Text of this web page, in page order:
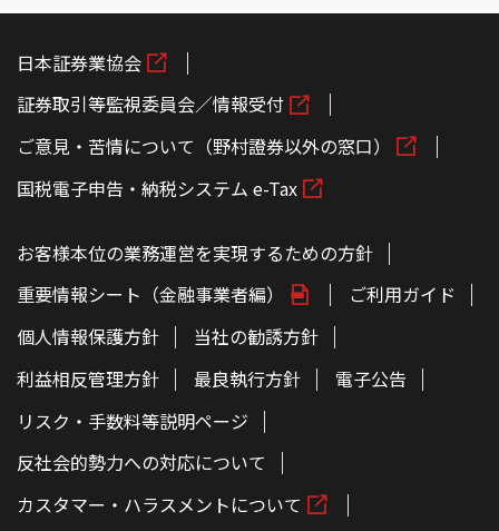
日本証券業協会
証券取引等監視委員会／情報受付
ご意見・苦情について（野村證券以外の窓口）
国税電子申告・納税システム e-Tax
お客様本位の業務運営を実現するための方針
重要情報シート（金融事業者編）
ご利用ガイド
個人情報保護方針
当社の勧誘方針
利益相反管理方針
最良執行方針
電子公告
リスク・手数料等説明ページ
反社会的勢力への対応について
カスタマー・ハラスメントについて